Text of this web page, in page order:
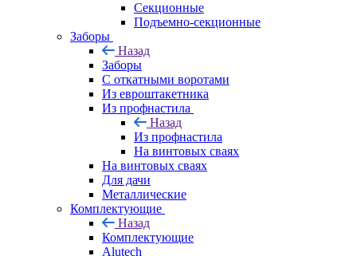
Секционные
Подъемно-секционные
Заборы
Назад
Заборы
C откатными воротами
Из евроштакетника
Из профнастила
Назад
Из профнастила
На винтовых сваях
На винтовых сваях
Для дачи
Металлические
Комплектующие
Назад
Комплектующие
Alutech